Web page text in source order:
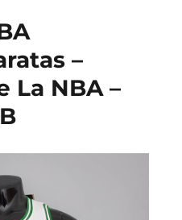
–
La NBA –